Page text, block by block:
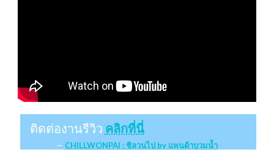
ติดต่องานรีวิว คลิกที่นี่
CHILLWONPAI : ชิลวนไป by แพนด้าบวมน้ำ